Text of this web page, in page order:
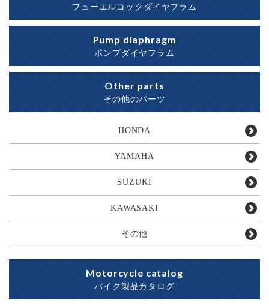
フューエルコックダイヤフラム
Pump diaphragm
ポンプダイヤフラム
Other parts
その他のパーツ
HONDA
YAMAHA
SUZUKI
KAWASAKI
その他
Motorcycle catalog
バイク製品カタログ